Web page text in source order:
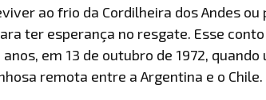
ao frio da Cordilheira dos Andes
ter esperança no resgate. Esse
em 13 de outubro de 1972, quando
remota entre a Argentina e o Chile.